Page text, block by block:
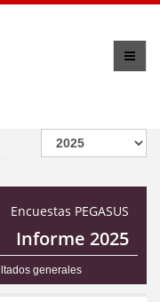
Encuestas PEGASUS
Informe 2025
generales